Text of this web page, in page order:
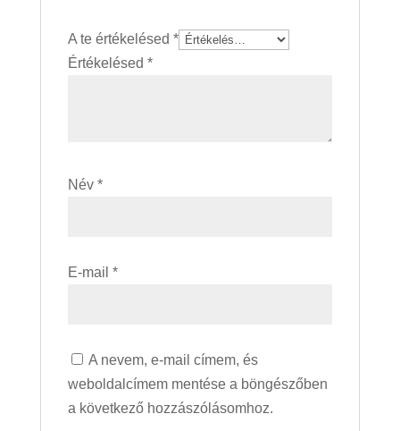
A te értékelésed *
Értékelésed *
Név *
E-mail *
A nevem, e-mail címem, és
weboldalcímem mentése a böngészőben
a következő hozzászólásomhoz.